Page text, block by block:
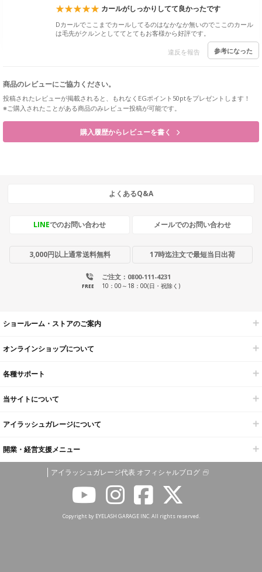
カールがしっかりしてて良かったです
Dカールでここまでカールしてるのはなかなか無いのでここのカール
は毛先がクルンとしててとてもお客様から好評です。
違反を報告 参考になった
商品のレビューにご協力ください。
投稿されたレビューが掲載されると、もれなくEGポイント50ptをプレゼントします！
※ご購入されたことがある商品のみレビュー投稿が可能です。
購入履歴からレビューを書く
よくあるQ&A
LINEでのお問い合わせ メールでのお問い合わせ
3,000円以上通常送料無料 17時迄注文で最短当日出荷
ご注文：0800-111-4231
FREE 10：00～18：00(日・祝除く)
ショールーム・ストアのご案内
オンラインショップについて
各種サポート
当サイトについて
アイラッシュガレージについて
開業・経営支援メニュー
アイラッシュガレージ代表 オフィシャルブログ
Copyright by EYELASH GARAGE INC. All rights reserved.